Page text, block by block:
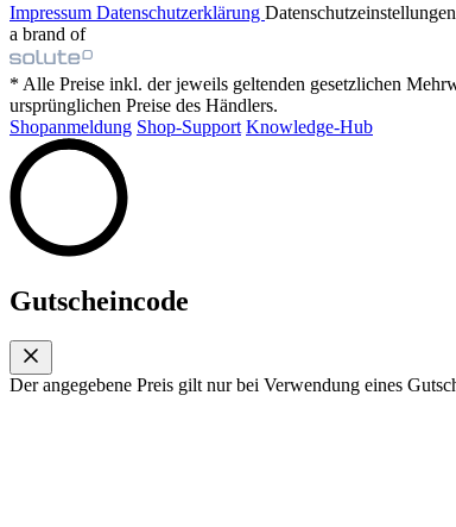
Impressum Datenschutzerklärung Datenschutzeinstellungen
a brand of
* Alle Preise inkl. der jeweils geltenden gesetzlichen
ursprünglichen Preise des Händlers.
Shopanmeldung Shop-Support Knowledge-Hub
Gutscheincode
Der angegebene Preis gilt nur bei Verwendung eines